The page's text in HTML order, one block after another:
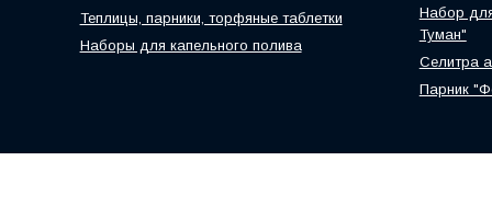
Теплицы, парники, торфяные таблетки
Наборы для капельного полива
Набор
Туман"
Селитра
Парник